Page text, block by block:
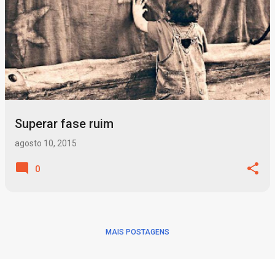
P
o
s
t
a
Superar fase ruim
agosto 10, 2015
0
MAIS POSTAGENS